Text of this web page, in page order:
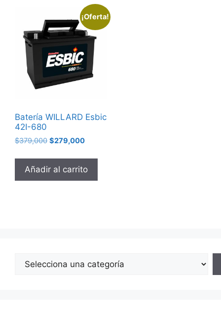
¡Oferta!
Batería WILLARD Esbic
42I-680
$379,000 $279,000
Añadir al carrito